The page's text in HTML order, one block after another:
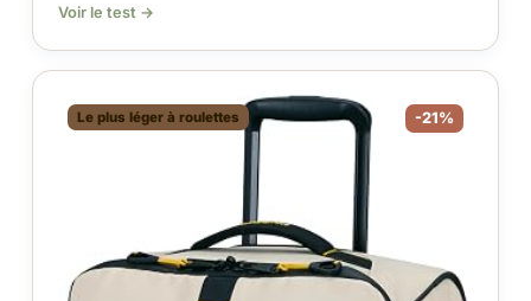
Voir le test →
Le plus léger à roulettes -21%